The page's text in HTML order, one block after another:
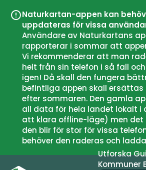
Naturkartan-appen kan
uppdateras för vissa
Användare av Naturkartans
rapporterar i sommar att
Vi rekommenderar att man
helt från sin telefon i så fall
igen! Då skall den fungera
befintliga appen skall ersättas
efter sommaren. Den gamla
all data för hela landet lokalt i
att klara offline-läge) men det
den blir för stor för vissa
behöver den raderas och
Utforska
Kommuner